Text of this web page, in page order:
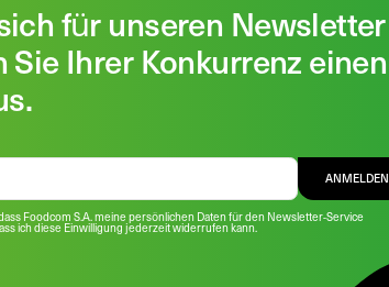
für unseren Newsletter
Sie Ihrer Konkurrenz einen
Foodcom S.A. meine persönlichen Daten für den Newsletter-Service
ich diese Einwilligung jederzeit widerrufen kann.
ANMELDEN